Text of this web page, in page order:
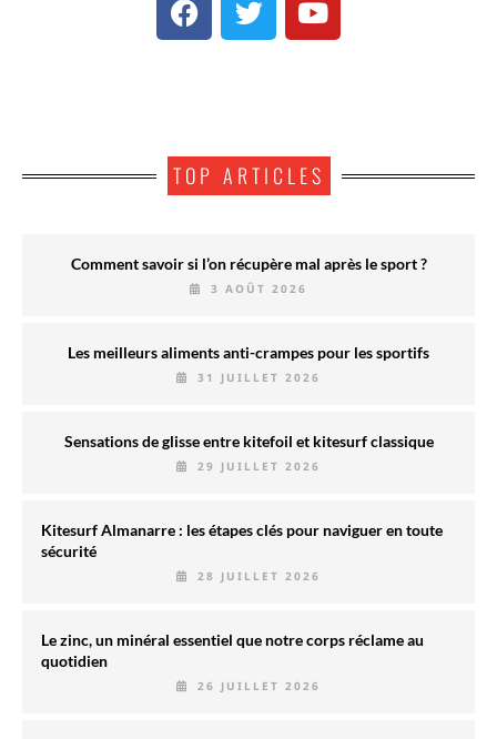
TOP ARTICLES
Comment savoir si l’on récupère mal après le sport ?
3 AOÛT 2026
Les meilleurs aliments anti-crampes pour les sportifs
31 JUILLET 2026
Sensations de glisse entre kitefoil et kitesurf classique
29 JUILLET 2026
Kitesurf Almanarre : les étapes clés pour naviguer en toute
sécurité
28 JUILLET 2026
Le zinc, un minéral essentiel que notre corps réclame au
quotidien
26 JUILLET 2026